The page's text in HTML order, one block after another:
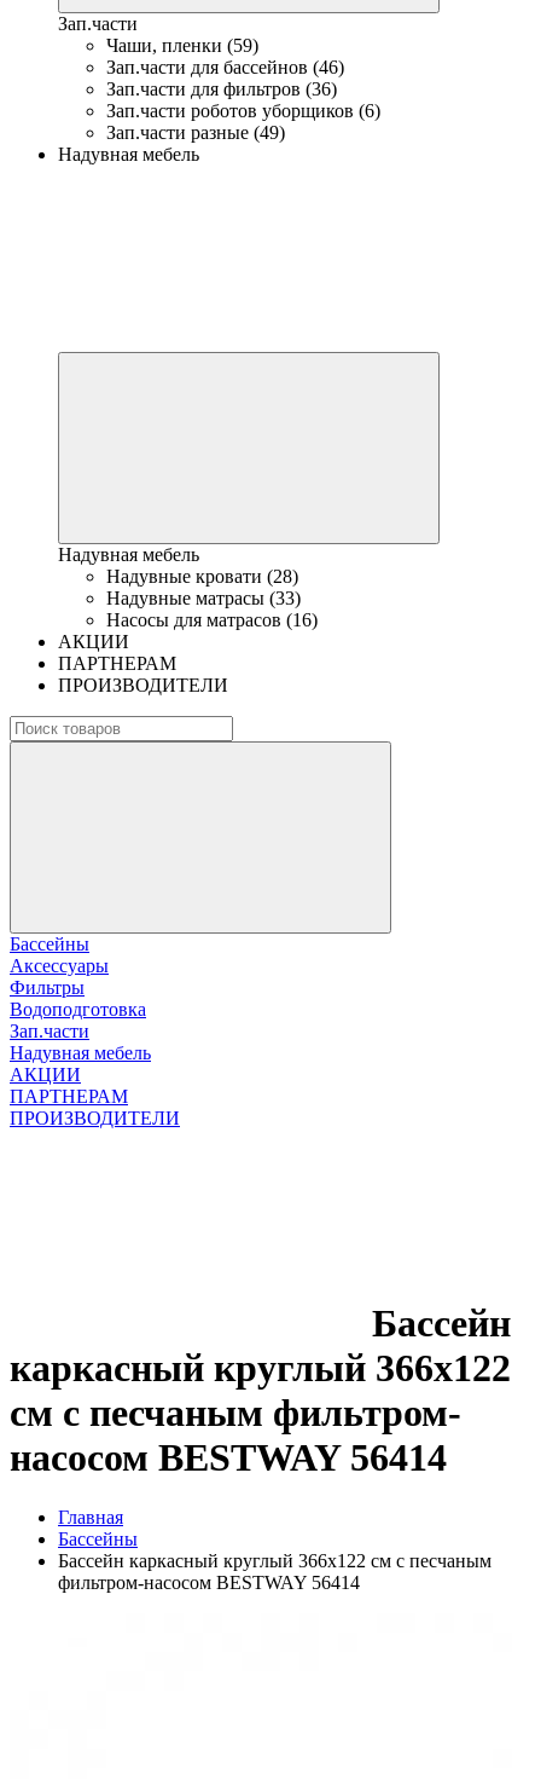
Зап.части
Чаши, пленки (59)
Зап.части для бассейнов (46)
Зап.части для фильтров (36)
Зап.части роботов уборщиков (6)
Зап.части разные (49)
Надувная мебель
Надувная мебель
Надувные кровати (28)
Надувные матрасы (33)
Насосы для матрасов (16)
АКЦИИ
ПАРТНЕРАМ
ПРОИЗВОДИТЕЛИ
Бассейны
Аксессуары
Фильтры
Водоподготовка
Зап.части
Надувная мебель
АКЦИИ
ПАРТНЕРАМ
ПРОИЗВОДИТЕЛИ
Бассейн
каркасный круглый 366х122
см с песчаным фильтром-
насосом BESTWAY 56414
Главная
Бассейны
Бассейн каркасный круглый 366х122 см с песчаным
фильтром-насосом BESTWAY 56414